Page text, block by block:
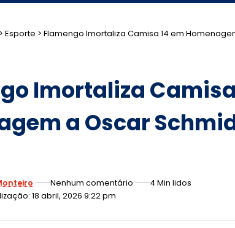
> Esporte > Flamengo Imortaliza Camisa 14 em
Imortaliza
a Oscar
18 abril, 2026 9:22 pm
Nenhum comentário 4 Min lidos